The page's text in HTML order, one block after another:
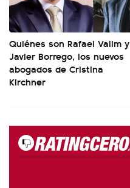
Quiénes son Rafael Valim y
Javier Borrego, los nuevos
abogados de Cristina
Kirchner